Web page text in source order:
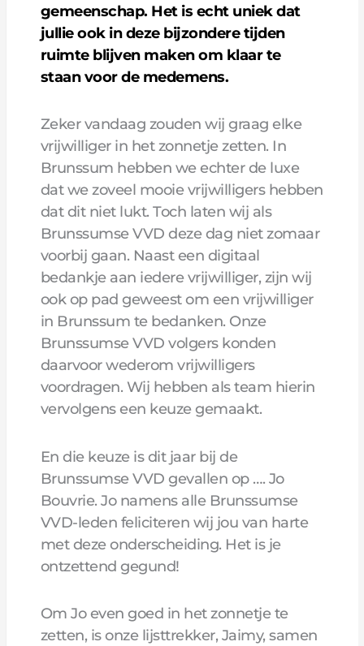
gemeenschap. Het is echt uniek dat
jullie ook in deze bijzondere tijden
ruimte blijven maken om klaar te
staan voor de medemens.
Zeker vandaag zouden wij graag elke
vrijwilliger in het zonnetje zetten. In
Brunssum hebben we echter de luxe
dat we zoveel mooie vrijwilligers hebben
dat dit niet lukt. Toch laten wij als
Brunssumse VVD deze dag niet zomaar
voorbij gaan. Naast een digitaal
bedankje aan iedere vrijwilliger, zijn wij
ook op pad geweest om een vrijwilliger
in Brunssum te bedanken. Onze
Brunssumse VVD volgers konden
daarvoor wederom vrijwilligers
voordragen. Wij hebben als team hierin
vervolgens een keuze gemaakt.
En die keuze is dit jaar bij de
Brunssumse VVD gevallen op …. Jo
Bouvrie. Jo namens alle Brunssumse
VVD-leden feliciteren wij jou van harte
met deze onderscheiding. Het is je
ontzettend gegund!
Om Jo even goed in het zonnetje te
zetten, is onze lijsttrekker, Jaimy, samen